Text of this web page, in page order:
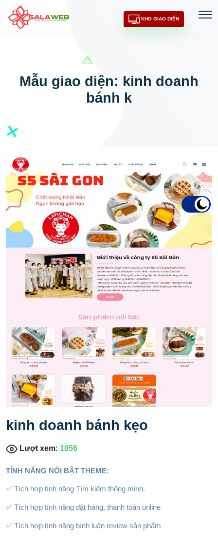
KHO GIAO DIỆN
Mẫu giao diện: kinh doanh
bánh k
kinh doanh bánh kẹo
Lượt xem: 1056
TÍNH NĂNG NỔI BẬT THEME:
✅ Tích hợp tính năng Tìm kiếm thông minh.
✅ Tích hợp tính năng đặt hàng, thanh toán online
✅ Tích hợp tính năng bình luận review sản phẩm